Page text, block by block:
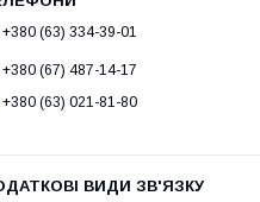
+380 (63) 334-39-01
+380 (67) 487-14-17
+380 (63) 021-81-80